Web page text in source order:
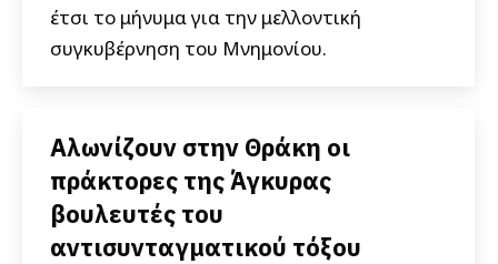
έτσι το μήνυμα για την μελλοντική
συγκυβέρνηση του Μνημονίου.
Αλωνίζουν στην Θράκη οι
πράκτορες της Άγκυρας
βουλευτές του
αντισυνταγματικού τόξου